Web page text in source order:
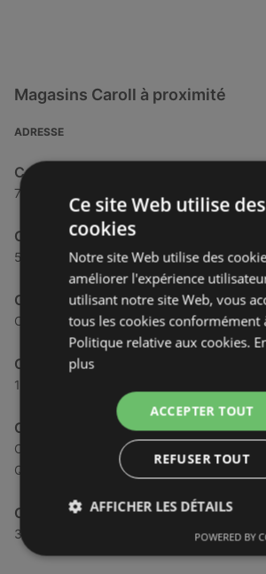
Magasins Caroll à proximité
ADRESSE
Caroll
71 Rue de Siam, 29200 Brest
Caroll
59 Rue Jean Jaurès, 29218 Brest
Caroll
Centre Commercial Géant, 29200 Brest
Caroll
10 Rue de Kéréon, 29000 Quimper
Caroll
Centre Commercial Géant Quimper, 29000
Quimper
Caroll
39 Place des Otages, 29600 Morlaix
Ce site Web utilise des
cookies
Notre site Web utilise des
améliorer l'expérience
utilisant notre site Web, vous
tous les cookies conformément
Politique relative aux cookies.
plus
ACCEPTER TOUT
REFUSER TOUT
AFFICHER LES DÉTAILS
POWERED BY